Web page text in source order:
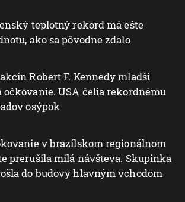
teplotný rekord má ešte
ako sa pôvodne zdalo
Robert F. Kennedy mladší
očkovanie. USA čelia rekordnému
osýpok
v brazílskom regionálnom
prerušila milá návšteva. Skupinka
do budovy hlavným vchodom